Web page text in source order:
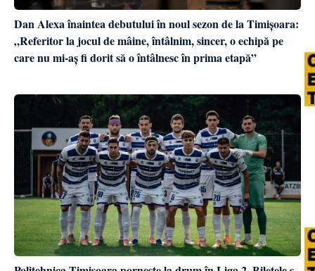
Dan Alexa înaintea debutului în noul sezon de la Timișoara:
„Referitor la jocul de mâine, întâlnim, sincer, o echipă pe
care nu mi-aș fi dorit să o întâlnesc în prima etapă”